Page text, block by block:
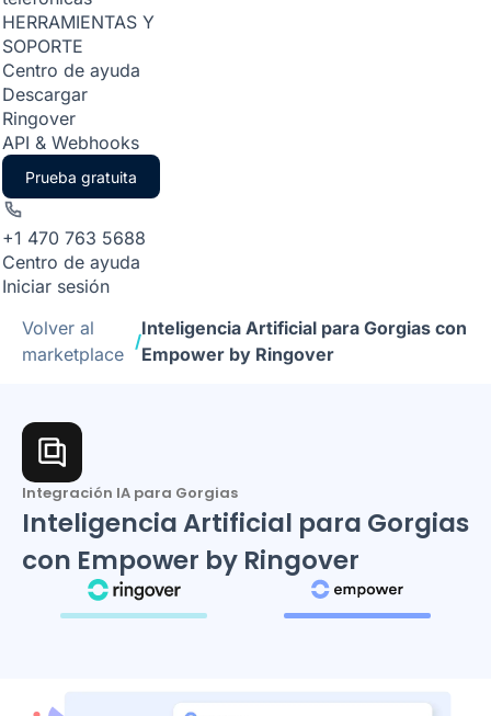
HERRAMIENTAS Y
SOPORTE
Centro de ayuda
Descargar
Ringover
API & Webhooks
Prueba gratuita
+1 470 763 5688
Centro de ayuda
Iniciar sesión
Volver al
marketplace
/
Inteligencia Artificial para Gorgias con
Empower by Ringover
Integración IA para Gorgias
Inteligencia Artificial para Gorgias
con Empower by Ringover